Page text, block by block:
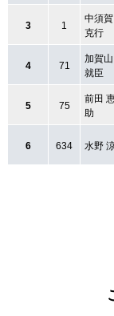
3 1
中須賀
克行
4 71
加賀山
就臣
5 75
前田
助
6 634 水野